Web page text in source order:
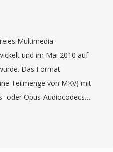
Multimedia-
und im Mai 2010 auf
Das Format
Teilmenge von MKV) mit
oder Opus-Audiocodecs
der speziell für den